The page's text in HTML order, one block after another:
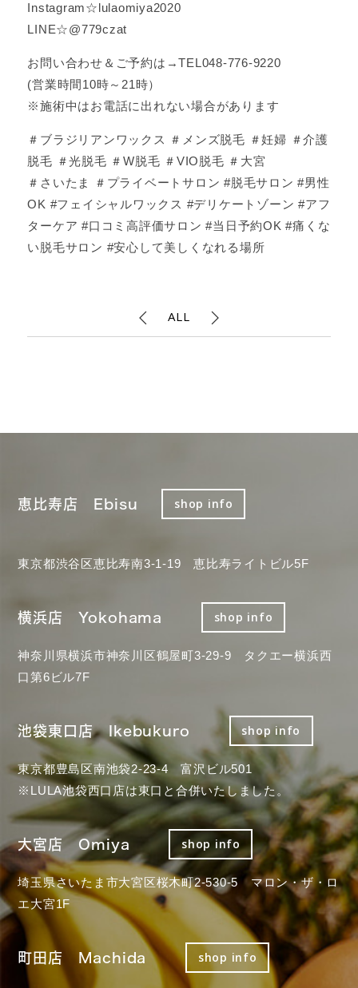
Instagram☆lulaomiya2020
LINE☆@779czat
お問い合わせ＆ご予約は→TEL048-776-9220
(営業時間10時～21時）
※施術中はお電話に出れない場合があります
＃ブラジリアンワックス ＃メンズ脱毛 ＃妊婦 ＃介護
脱毛 ＃光脱毛 ＃W脱毛 ＃VIO脱毛 ＃大宮
＃さいたま ＃プライベートサロン #脱毛サロン #男性
OK #フェイシャルワックス #デリケートゾーン #アフ
ターケア #口コミ高評価サロン #当日予約OK #痛くな
い脱毛サロン #安心して美しくなれる場所
ALL
恵比寿店 Ebisu shop info
東京都渋谷区恵比寿南3-1-19 恵比寿ライトビル5F
横浜店 Yokohama shop info
神奈川県横浜市神奈川区鶴屋町3-29-9 タクエー横浜西
口第6ビル7F
池袋東口店 Ikebukuro shop info
東京都豊島区南池袋2-23-4 富沢ビル501
※LULA池袋西口店は東口と合併いたしました。
大宮店 Omiya shop info
埼玉県さいたま市大宮区桜木町2-530-5 マロン・ザ・ロ
エ大宮1F
町田店 Machida shop info